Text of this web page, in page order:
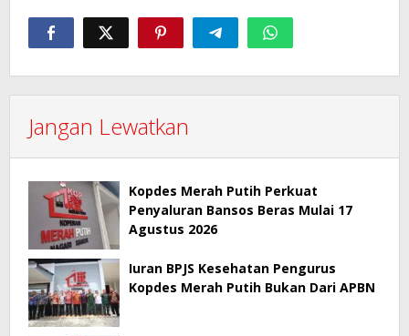
Jangan Lewatkan
Kopdes Merah Putih Perkuat
Penyaluran Bansos Beras Mulai 17
Agustus 2026
Iuran BPJS Kesehatan Pengurus
Kopdes Merah Putih Bukan Dari APBN